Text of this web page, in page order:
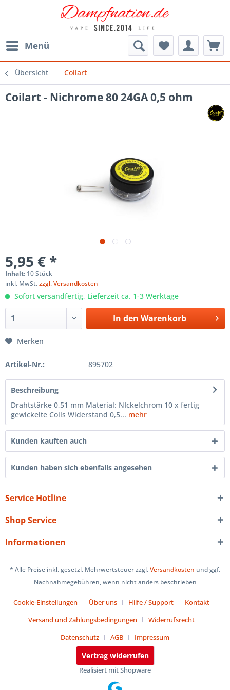
Menü
Übersicht Coilart
Coilart - Nichrome 80 24GA 0,5 ohm
5,95 € *
Inhalt: 10 Stück
inkl. MwSt.zzgl. Versandkosten
Sofort versandfertig, Lieferzeit ca. 1-3 Werktage
In den Warenkorb
Merken
Artikel-Nr.: 895702
Beschreibung
Drahtstärke 0,51 mm Material: NIckelchrom 10 x fertig
gewickelte Coils Widerstand 0,5... mehr
Kunden kauften auch
Kunden haben sich ebenfalls angesehen
Service Hotline
Shop Service
Informationen
* Alle Preise inkl. gesetzl. Mehrwertsteuer zzgl.Versandkosten und ggf.
Nachnahmegebühren, wenn nicht anders beschrieben
Cookie-Einstellungen Über uns Hilfe / Support
Kontakt
Versand und Zahlungsbedingungen
Widerrufsrecht
Datenschutz
AGB Impressum
Vertrag widerrufen
Realisiert mit Shopware